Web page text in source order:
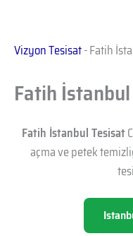
Vizyon Tesisat-Fatih
Fatih
Fatih İstanbul Tesisat
açma ve petek